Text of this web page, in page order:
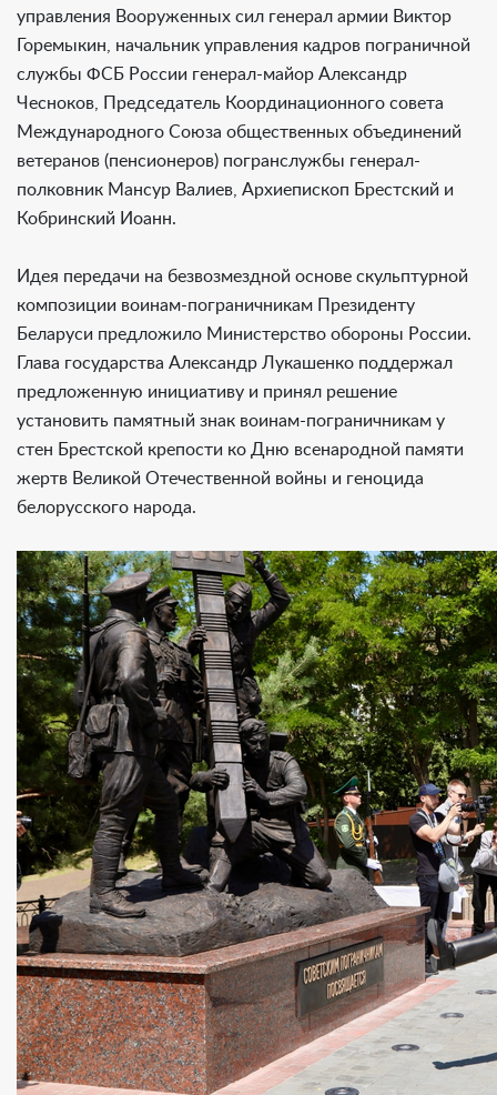
управления Вооруженных сил генерал армии Виктор
Горемыкин, начальник управления кадров пограничной
службы ФСБ России генерал-майор Александр
Чесноков, Председатель Координационного совета
Международного Союза общественных объединений
ветеранов (пенсионеров) погранслужбы генерал-
полковник Мансур Валиев, Архиепископ Брестский и
Кобринский Иоанн.
Идея передачи на безвозмездной основе скульптурной
композиции воинам-пограничникам Президенту
Беларуси предложило Министерство обороны России.
Глава государства Александр Лукашенко поддержал
предложенную инициативу и принял решение
установить памятный знак воинам-пограничникам у
стен Брестской крепости ко Дню всенародной памяти
жертв Великой Отечественной войны и геноцида
белорусского народа.